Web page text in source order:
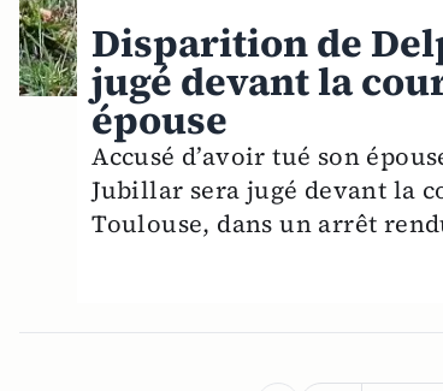
Disparition de
jugé devant la
épouse
Accusé d’avoir tué son
Jubillar sera jugé devant la
Toulouse, dans un arrêt